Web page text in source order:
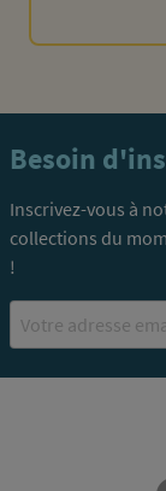
Besoin
Inscrivez-vous à
collections du
!